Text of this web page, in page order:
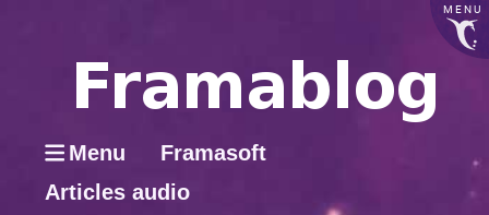
MENU
Menu
Framasoft
Articles audio